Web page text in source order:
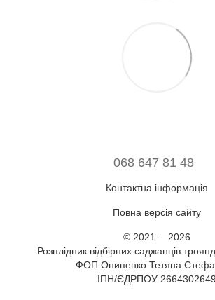
068 647 81 48
Контактна інформація
Повна версія сайту
© 2021 —2026
Розплідник відбірних саджанців
ФОП Онипенко Тетяна
ІПН/ЄДРПОУ 2664302649